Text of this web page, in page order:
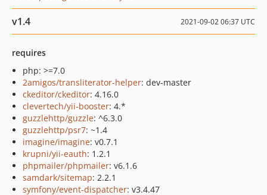
v1.4 2021-09-02 06:37 UTC
requires
php: >=7.0
2amigos/transliterator-helper: dev-master
ckeditor/ckeditor: 4.16.0
clevertech/yii-booster: 4.*
guzzlehttp/guzzle: ^6.3.0
guzzlehttp/psr7: ~1.4
imagine/imagine: v0.7.1
krupni/yii-eauth: 1.2.1
phpmailer/phpmailer: v6.1.6
samdark/sitemap: 2.2.1
symfony/event-dispatcher: v3.4.47